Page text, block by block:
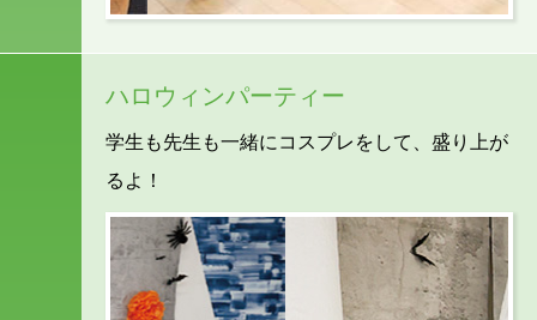
ハロウィンパーティー
学生も先生も一緒にコスプレをして、盛り上が
るよ！